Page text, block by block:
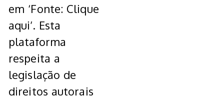
em ‘Fonte: Clique
aqui’. Esta
plataforma
respeita a
legislação de
direitos autorais